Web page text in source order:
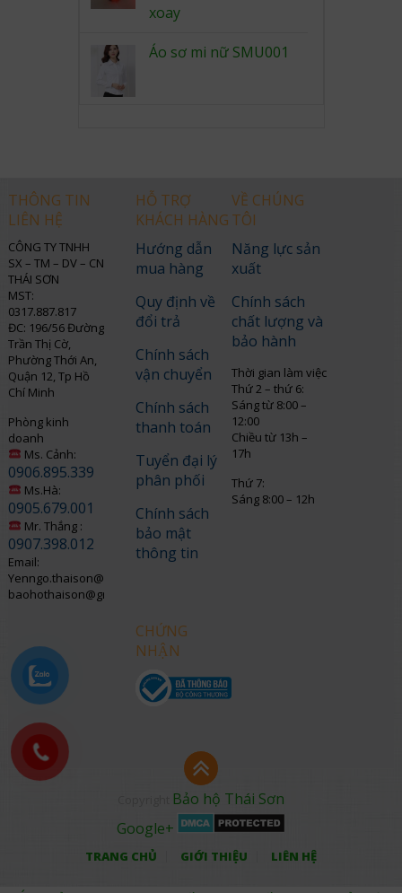
xoay
Áo sơ mi nữ SMU001
THÔNG TIN
LIÊN HỆ
CÔNG TY TNHH
SX – TM – DV – CN
THÁI SƠN
MST:
0317.887.817
ĐC: 196/56 Đường
Trần Thị Cờ,
Phường Thới An,
Quận 12, Tp Hồ
Chí Minh
Phòng kinh
doanh
Ms. Cảnh:
0906.895.339
Ms.Hà:
0905.679.001
Mr. Thắng :
0907.398.012
Email:
Yenngo.thaison@gmail.com
baohothaison@gmail.com
HỖ TRỢ
KHÁCH HÀNG
Hướng dẫn
mua hàng
Quy định về
đổi trả
Chính sách
vận chuyển
Chính sách
thanh toán
Tuyển đại lý
phân phối
Chính sách
bảo mật
thông tin
CHỨNG
NHẬN
VỀ CHÚNG
TÔI
Năng lực sản
xuất
Chính sách
chất lượng và
bảo hành
Thời gian làm việc
Thứ 2 – thứ 6:
Sáng từ 8:00 –
12:00
Chiều từ 13h –
17h
Thứ 7:
Sáng 8:00 – 12h
Bảo hộ Thái Sơn
Google+
TRANG CHỦ GIỚI THIỆU LIÊN HỆ